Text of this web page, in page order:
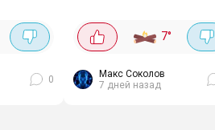
RPG
0
на Plati и GGSEL.
Кооперативная
головоломка-платформер
про двух двуногих...
7°
Макс Соколов
7 дней назад